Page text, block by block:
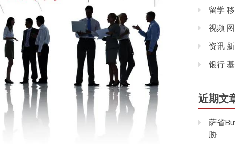
留学
视频
资讯
银行
近期文
萨省
胁